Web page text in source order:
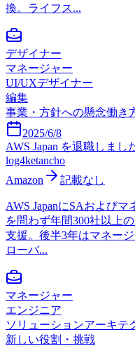
換。ライフス...
デザイナー
マネージャー
UI/UXデザイナー
編集
事業・方針への懸念働き
2025/6/8
AWS Japan を退職しま
log4ketancho
Amazon
記載なし
AWS JapanにSAおよび
を問わず年間300社以上
支援。後半3年はマネー
ローバ...
マネージャー
エンジニア
ソリューションアーキテ
新しい役割・挑戦